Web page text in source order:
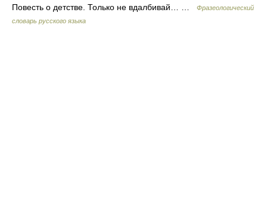
Повесть о детстве. Только не вдалбивай… …
Фразеологический
словарь русского языка